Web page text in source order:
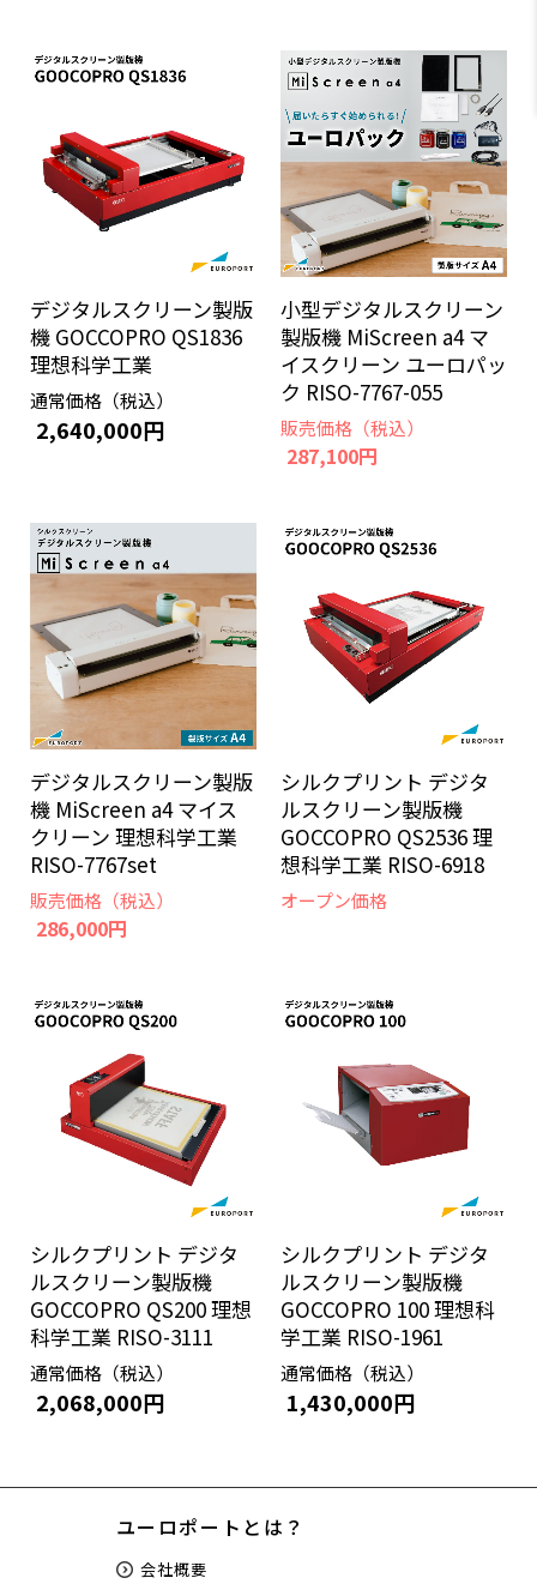
デジタルスクリーン製版
機 GOCCOPRO QS1836
理想科学工業
通常価格（税込）
2,640,000円
小型デジタルスクリーン
製版機 MiScreen a4 マ
イスクリーン ユーロパッ
ク RISO-7767-055
販売価格（税込）
287,100円
デジタルスクリーン製版
機 MiScreen a4 マイス
クリーン 理想科学工業
RISO-7767set
販売価格（税込）
286,000円
シルクプリント デジタ
ルスクリーン製版機
GOCCOPRO QS2536 理
想科学工業 RISO-6918
オープン価格
シルクプリント デジタ
ルスクリーン製版機
GOCCOPRO QS200 理想
科学工業 RISO-3111
通常価格（税込）
2,068,000円
シルクプリント デジタ
ルスクリーン製版機
GOCCOPRO 100 理想科
学工業 RISO-1961
通常価格（税込）
1,430,000円
ユーロポートとは？
会社概要